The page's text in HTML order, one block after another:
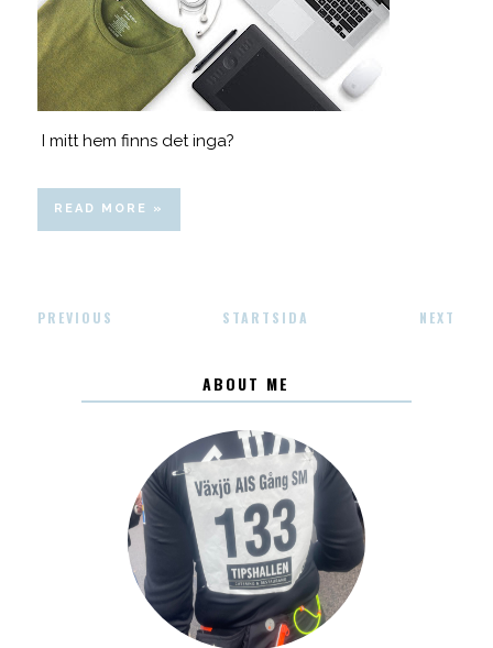
I mitt hem finns det inga?
READ MORE »
PREVIOUS STARTSIDA NEXT
ABOUT ME